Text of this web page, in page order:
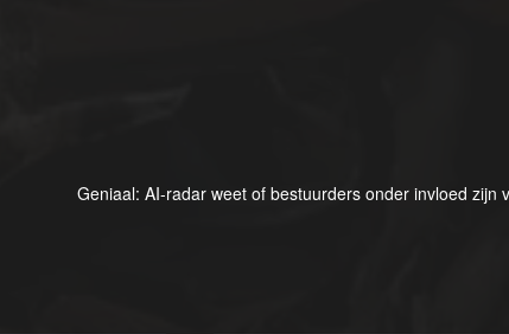
Geniaal: AI-radar weet of bestuurders onder invloed zijn